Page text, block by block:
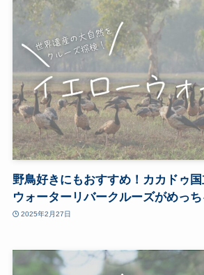
野鳥好きにもおすすめ！カカドゥ
ウォーターリバークルーズがめっち
2025年2月27日